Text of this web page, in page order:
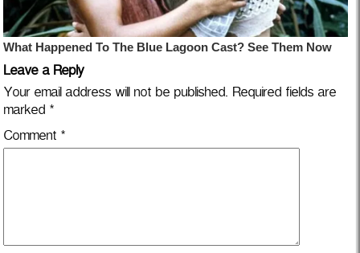
Leave a Reply
Your email address will not be published. Required fields are
marked *
Comment *